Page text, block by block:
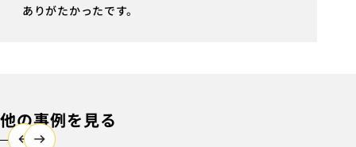
ありがたかったです。
他の事例を見る